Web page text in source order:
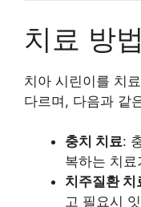
치료 방법
치아 시린이를 치
다르며, 다음과 같
충치 치료:
복하는 치
치주질환 치
고 필요시